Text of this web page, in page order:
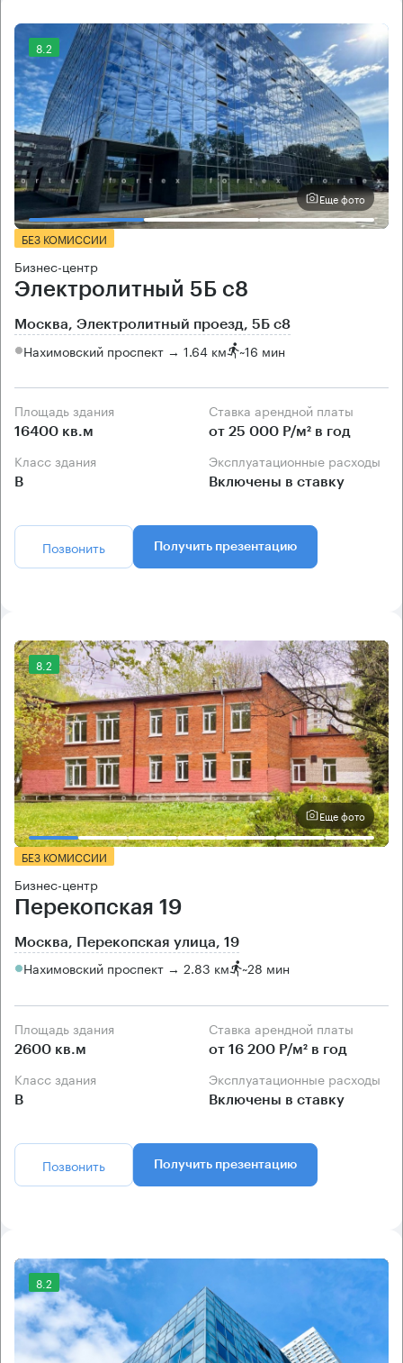
8.2
Еще фото
БЕЗ КОМИССИИ
Бизнес-центр
Электролитный 5Б с8
Москва, Электролитный проезд, 5Б с8
Нахимовский проспект → 1.64 км ~16 мин
Площадь здания
16400 кв.м
Ставка арендной платы
от 25 000 Р/м² в год
Класс здания
B
Эксплуатационные расходы
Включены в ставку
Позвонить Получить презентацию
8.2
Еще фото
БЕЗ КОМИССИИ
Бизнес-центр
Перекопская 19
Москва, Перекопская улица, 19
Нахимовский проспект → 2.83 км ~28 мин
Площадь здания
2600 кв.м
Ставка арендной платы
от 16 200 Р/м² в год
Класс здания
B
Эксплуатационные расходы
Включены в ставку
Позвонить Получить презентацию
8.2